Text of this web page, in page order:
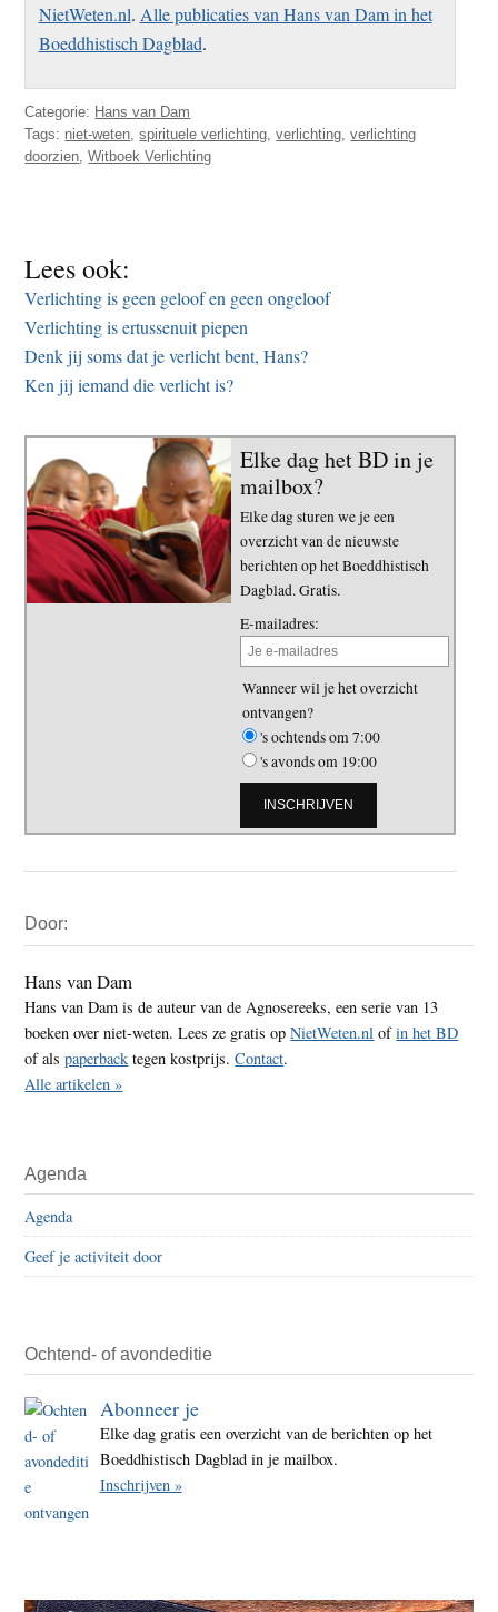
NietWeten.nl. Alle publicaties van Hans van Dam in het
Boeddhistisch Dagblad.
Categorie: Hans van Dam
Tags: niet-weten,spirituele verlichting,verlichting,verlichting
doorzien,Witboek Verlichting
Lees ook:
Verlichting is geen geloof en geen ongeloof
Verlichting is ertussenuit piepen
Denk jij soms dat je verlicht bent, Hans?
Ken jij iemand die verlicht is?
Elke dag het BD in je
mailbox?
Elke dag sturen we je een
overzicht van de nieuwste
berichten op het Boeddhistisch
Dagblad. Gratis.
E-mailadres:
Wanneer wil je het overzicht
ontvangen?
's ochtends om 7:00
's avonds om 19:00
Sidebar
Door:
Hans van Dam
Hans van Dam is de auteur van de Agnosereeks, een serie van 13
boeken over niet-weten. Lees ze gratis opNietWeten.nl ofin het BD
of alspaperback tegen kostprijs.Contact.
Alle artikelen »
Agenda
Agenda
Geef je activiteit door
Ochtend- of avondeditie
Abonneer je
Elke dag gratis een overzicht van de berichten op het
Boeddhistisch Dagblad in je mailbox.
Inschrijven »